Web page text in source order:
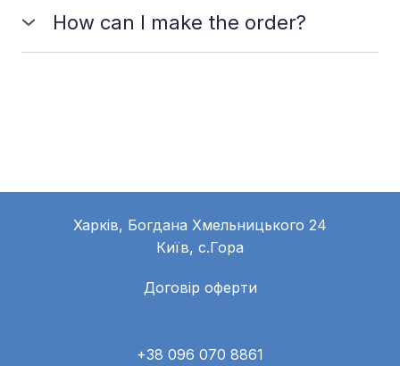
How can I make the order?
Харків, Богдана Хмельницького 24
Київ, с.Гора
Договір оферти
+38 096 070 8861